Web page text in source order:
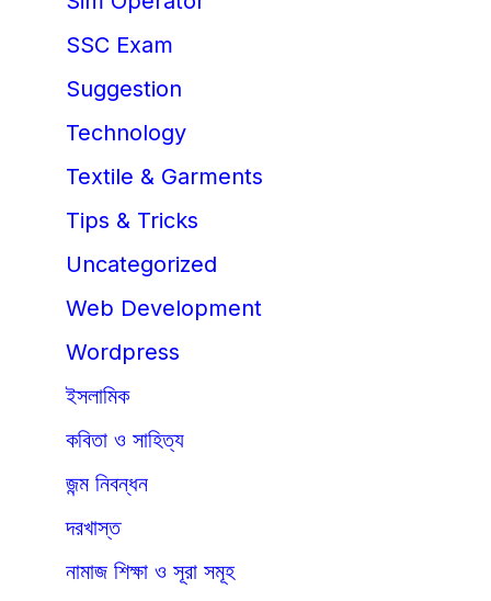
SSC Exam
Suggestion
Technology
Textile & Garments
Tips & Tricks
Uncategorized
Web Development
Wordpress
ইসলামিক
কবিতা ও সাহিত্য
জন্ম নিবন্ধন
দরখাস্ত
নামাজ শিক্ষা ও সূরা সমূহ